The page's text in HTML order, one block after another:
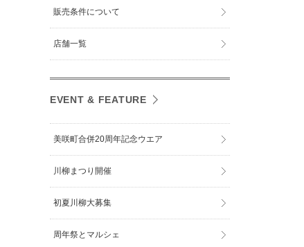
販売条件について
店舗一覧
EVENT & FEATURE
美咲町合併20周年記念ウエア
川柳まつり開催
初夏川柳大募集
周年祭とマルシェ